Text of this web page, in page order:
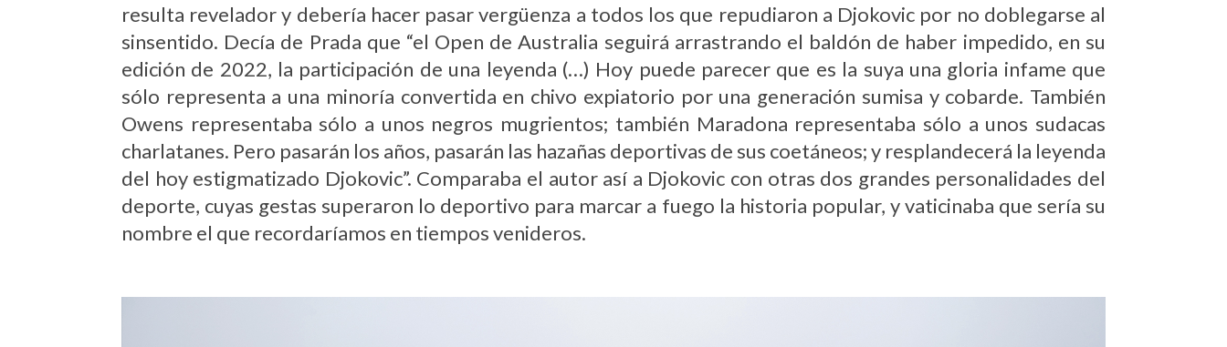
resulta revelador y debería hacer pasar vergüenza a todos los que repudiaron a Djokovic por no doblegarse al
sinsentido. Decía de Prada que “el Open de Australia seguirá arrastrando el baldón de haber impedido, en su
edición de 2022, la participación de una leyenda (…) Hoy puede parecer que es la suya una gloria infame que
sólo representa a una minoría convertida en chivo expiatorio por una generación sumisa y cobarde. También
Owens representaba sólo a unos negros mugrientos; también Maradona representaba sólo a unos sudacas
charlatanes. Pero pasarán los años, pasarán las hazañas deportivas de sus coetáneos; y resplandecerá la leyenda
del hoy estigmatizado Djokovic”. Comparaba el autor así a Djokovic con otras dos grandes personalidades del
deporte, cuyas gestas superaron lo deportivo para marcar a fuego la historia popular, y vaticinaba que sería su
nombre el que recordaríamos en tiempos venideros.